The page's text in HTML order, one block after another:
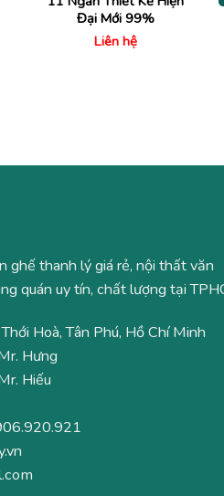
Đại Mới 99%
Liên hệ
ghế thanh lý giá rẻ, nội thất văn
quán uy tín, chất lượng tại
Hoà, Tân Phú, Hồ Chí Minh
Hưng
Hiếu